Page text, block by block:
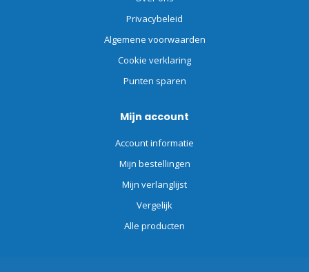
Privacybeleid
Algemene voorwaarden
Cookie verklaring
Punten sparen
Mijn account
Account informatie
Mijn bestellingen
Mijn verlanglijst
Vergelijk
Alle producten